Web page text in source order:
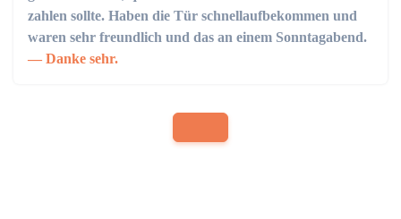
zahlen sollte. Haben die Tür schnellaufbekommen und
waren sehr freundlich und das an einem Sonntagabend.
Danke sehr.